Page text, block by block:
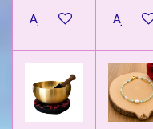
Ajouter au panier